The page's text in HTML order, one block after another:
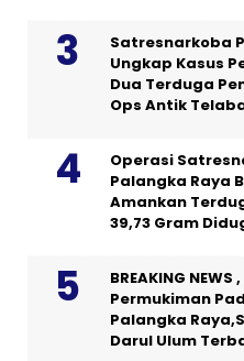
Satresnarkoba
Ungkap Kasus
Dua Terduga
Ops Antik
Operasi
Palangka Raya
Amankan
39,73 Gram
BREAKING
Permukiman
Palangka
Darul Ulum